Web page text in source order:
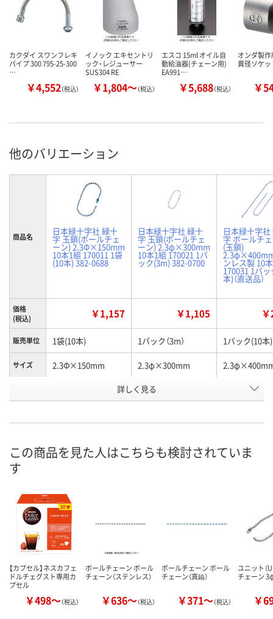
カクダイ スワンフレキ
パイプ 300 795-25-300
…
￥4,552（税込）
イノック エキセントリ
ック・レジューサー
SUS304 RE
￥1,804～（税込）
エスコ 15ml オイル自
動給油器(チェーン用)
EA991…
￥5,688（税込）
オンダ製作
異径ソケッ
￥
他のバリエーション
商品名 日本緑十字社 緑十
字 玉鎖(ボールチェ
ーン) 2.3Φ×150mm
10本1組 170011 1袋
(10本) 382-0688
日本緑十字社 緑十
字 玉鎖(ボールチェ
ーン) 2.3φ×300mm
10本1組 170021 1パ
ック(3m) 382-0700
日本緑十字社
字 ボールチ
(玉鎖)
ンレス製 10
170031 1パッ
本)（直送品）
価格
(税込)
￥1,157 ￥1,105
販売単位 1袋(10本) 1パック（3m） 1パック(10本)
サイズ 2.3Φ×150mm 2.3φ×300mm
7408011 7410744
詳しく見る
この商品を見た人はこちらも検討されていま
す
【カプセル】ネスカフェ
ドルチェグスト専用カ
プセル
￥498～（税込）
ボールチェーン ボール
チェーン（ステンレス）
￥636～（税込）
ボールチェーン ボール
チェーン（真鍮）
￥371～（税込）
ユニット（
チェーン
￥